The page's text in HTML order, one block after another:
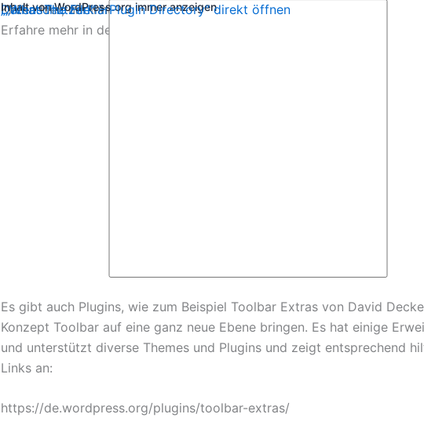
Klicke hier, um Inhalte von WordPress.org anzuzeigen.
Erfahre mehr in der
Datenschutzerklärung von WordPress.org
Inhalt von WordPress.org immer anzeigen
„„What The File“ – Plugin Directory“ direkt öffnen
Es gibt auch Plugins, wie zum Beispiel Toolbar Extras von David
Konzept Toolbar auf eine ganz neue Ebene bringen. Es hat einige
und unterstützt diverse Themes und Plugins und zeigt entsprechend
Links an:
https://de.wordpress.org/plugins/toolbar-extras/